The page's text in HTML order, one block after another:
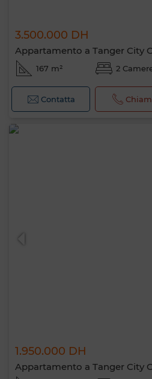
3.500.000 DH
Appartamento a Tanger City
167 m² 2
Contatta
1.950.000 DH
Appartamento a Tanger City